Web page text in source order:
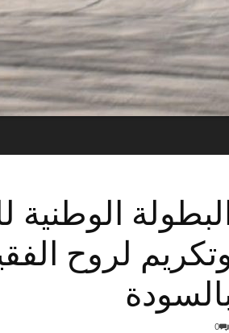
البطولة
لروح
0